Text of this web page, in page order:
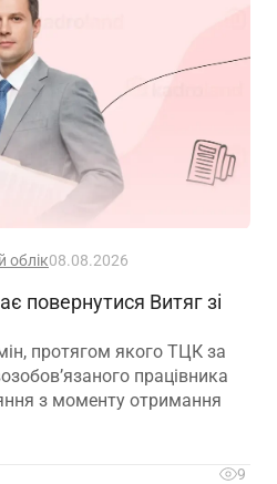
облік08.08.2026
повернутися Витяг зі
протягом якого ТЦК за
працівника
з моменту отримання
9